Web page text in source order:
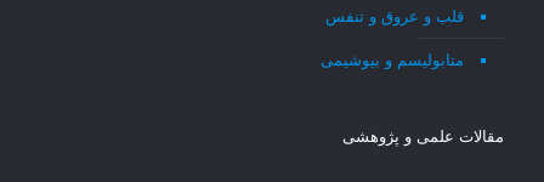
قلب و عروق و تنفس
متابولیسم و بیوشیمی
مقالات علمی و پژوهشی